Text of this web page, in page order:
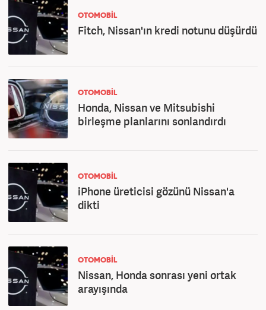
OTOMOBİL
Fitch, Nissan'ın kredi notunu düşürdü
OTOMOBİL
Honda, Nissan ve Mitsubishi
birleşme planlarını sonlandırdı
OTOMOBİL
iPhone üreticisi gözünü Nissan'a
dikti
OTOMOBİL
Nissan, Honda sonrası yeni ortak
arayışında